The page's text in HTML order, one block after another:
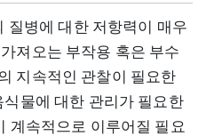
질병에 대한 저항력이 매우
져오는 부작용 혹은 부수
지속적인 관찰이 필요한
물에 대한 관리가 필요한
계속적으로 이루어질 필요